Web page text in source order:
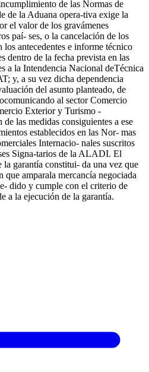
de las Normas de
de la Aduana opera-tiva exige la
el valor de los gravámenes
paí- ses, o la cancelación de los
antecedentes e informe técnico
dentro de la fecha prevista en las
a la Intendencia Nacional deTécnica
y, a su vez dicha dependencia
del asunto planteado, de
al sector Comercio
Exterior y Turismo -
las medidas consiguientes a ese
establecidos en las Nor- mas
Internacio- nales suscritos
Signa-tarios de la ALADI. El
la garantía constitui- da una vez que
amparala mercancía negociada
dido y cumple con el criterio de
a la ejecución de la garantía.